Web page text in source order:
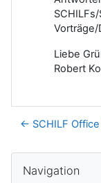
Liebe
Robert
← SCHILF
Blocks
Navigation